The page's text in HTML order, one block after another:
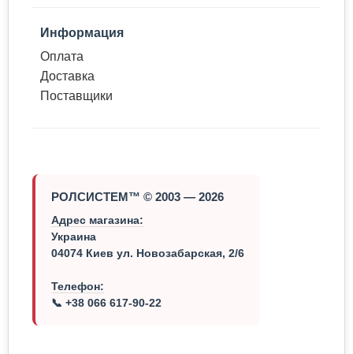
Информация
Оплата
Доставка
Поставщики
РОЛСИСТЕМ™ © 2003 — 2026
Адрес магазина:
Украина
04074 Киев ул. Новозабарская, 2/6
Телефон:
📞 +38 066 617-90-22